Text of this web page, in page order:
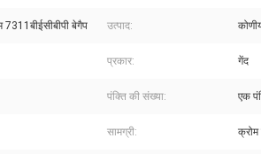
7311बीईसीबीपी बेगैप उत्पाद:
प्रकार: गेंद
पंक्ति की संख्या: एक
सामग्री: क्रोम